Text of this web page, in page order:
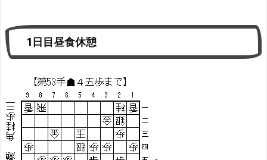
1日目昼食休憩